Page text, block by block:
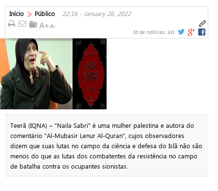
Início Público 22:16 - January 26, 2022
Id de notícias: 40
Teerã (IQNA) – "Naila Sabri" é uma mulher palestina e autora do
comentário "Al-Mubasir Lenur Al-Quran", cujos observadores
dizem que suas lutas no campo da ciência e defesa do Islã não são
menos do que as lutas dos combatentes da resistência no campo
de batalha contra os ocupantes sionistas.